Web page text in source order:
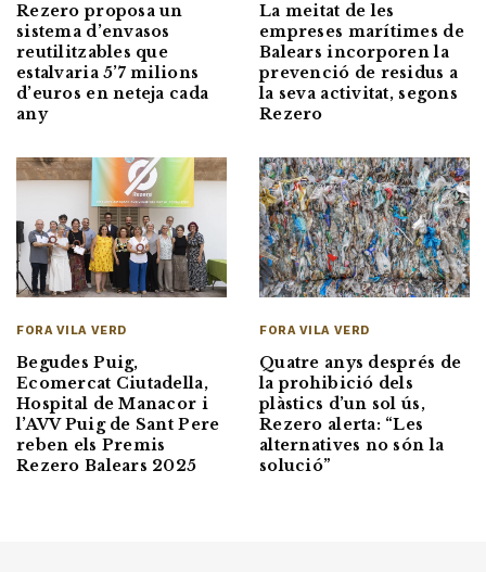
Rezero proposa un
sistema d’envasos
reutilitzables que
estalvaria 5’7 milions
d’euros en neteja cada
any
La meitat de les
empreses marítimes de
Balears incorporen la
prevenció de residus a
la seva activitat, segons
Rezero
FORA VILA VERD
Begudes Puig,
Ecomercat Ciutadella,
Hospital de Manacor i
l’AVV Puig de Sant Pere
reben els Premis
Rezero Balears 2025
FORA VILA VERD
Quatre anys després de
la prohibició dels
plàstics d’un sol ús,
Rezero alerta: “Les
alternatives no són la
solució”